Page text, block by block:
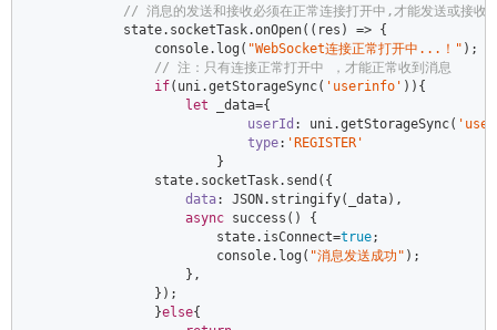
// 消息的发送和接收必须在正常连接打开中,才能发送或接
            state.socketTask.onOpen(
( res ) => {
console.log( "WebSocket连接正常打开中...！" );
// 注：只有连接正常打开中 ，才能正常收到消息
if(uni.getStorageSync( 'userinfo' )){
let _data={
userId : uni.getStorageSync(
type: 'REGISTER'
                        }
                state.socketTask.send({
data: JSON .stringify(_data),
async success() {
                        state.isConnect=
true;
console.log( "消息发送成功" );
                    },
                });
                }
else{